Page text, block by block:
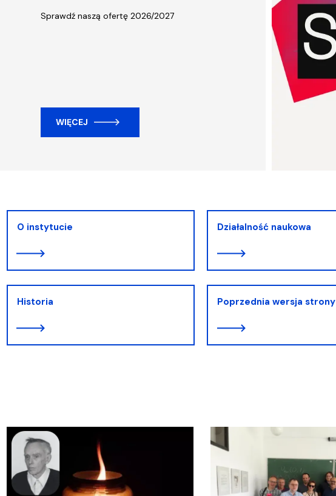
Sprawdź naszą ofertę 2026/2027
WIĘCEJ
O instytucie Działalność naukowa
Historia Poprzednia wersja strony